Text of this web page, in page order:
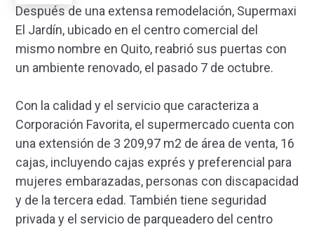
Después de una extensa remodelación, Supermaxi
El Jardín, ubicado en el centro comercial del
mismo nombre en Quito, reabrió sus puertas con
un ambiente renovado, el pasado 7 de octubre.
Con la calidad y el servicio que caracteriza a
Corporación Favorita, el supermercado cuenta con
una extensión de 3 209,97 m2 de área de venta, 16
cajas, incluyendo cajas exprés y preferencial para
mujeres embarazadas, personas con discapacidad
y de la tercera edad. También tiene seguridad
privada y el servicio de parqueadero del centro